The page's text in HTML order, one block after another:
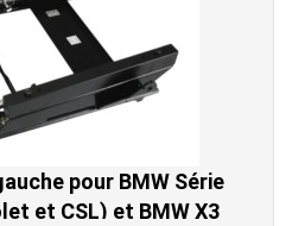
pour BMW Série
et CSL) et BMW X3